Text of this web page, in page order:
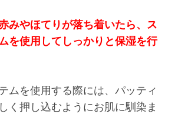
みやほてりが落ち着いたら、ス
を使用してしっかりと保湿を行
ムを使用する際には、パッティ
く押し込むようにお肌に馴染ま